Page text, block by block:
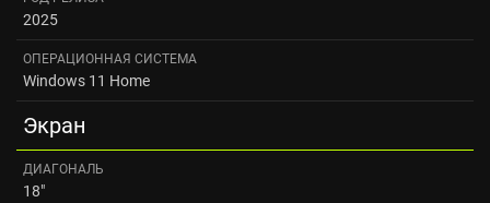
2025
ОПЕРАЦИОННАЯ СИСТЕМА
Windows 11 Home
Экран
ДИАГОНАЛЬ
18"